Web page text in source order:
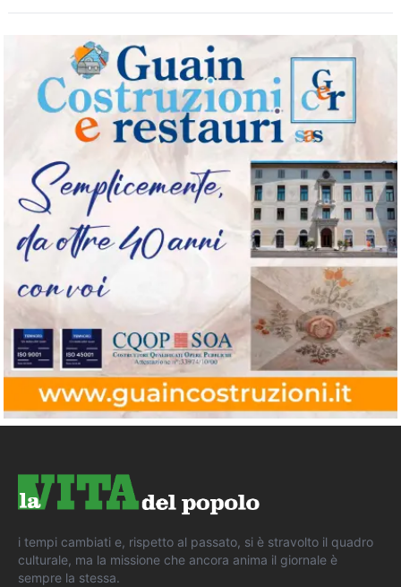
i tempi cambiati e, rispetto al passato, si è stravolto il quadro
culturale, ma la missione che ancora anima il giornale è
sempre la stessa.